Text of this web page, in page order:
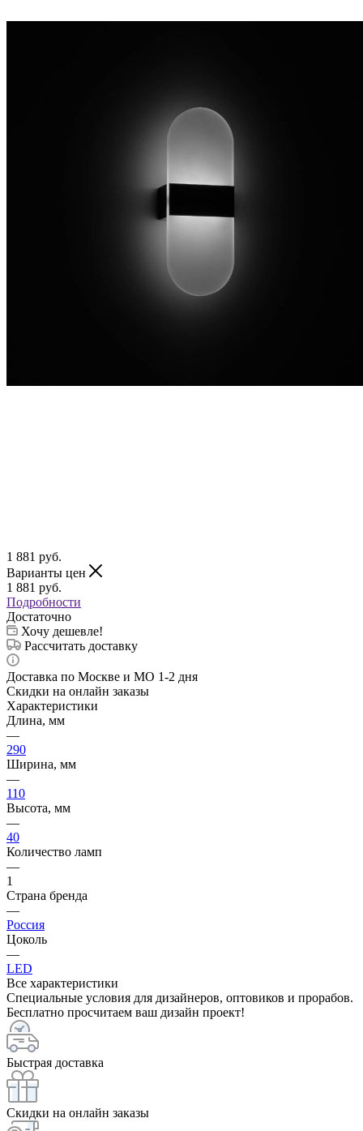
1 881 руб.
Варианты цен
1 881 руб.
Подробности
Достаточно
Хочу дешевле!
Рассчитать доставку
Доставка по Москве и МО 1-2 дня
Скидки на онлайн заказы
Характеристики
Длина, мм
—
290
Ширина, мм
—
110
Высота, мм
—
40
Количество ламп
—
1
Страна бренда
—
Россия
Цоколь
—
LED
Все характеристики
Специальные условия для дизайнеров, оптовиков и прорабов.
Бесплатно просчитаем ваш дизайн проект!
Быстрая доставка
Скидки на онлайн заказы